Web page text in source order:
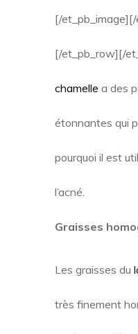
[/
[/et_pb_row][/
chamelle a des
étonnantes qui
pourquoi il est
l’acné.
Graisses
Les graisses du
très finement